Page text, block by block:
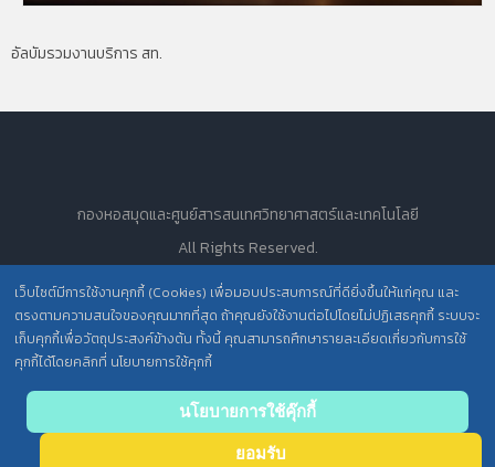
อัลบัมรวมงานบริการ สท.
เว็บไซต์มีการใช้งานคุกกี้ (Cookies) เพื่อมอบประสบการณ์ที่ดียิ่งขึ้นให้แก่คุณ และ
ตรงตามความสนใจของคุณมากที่สุด ถ้าคุณยังใช้งานต่อไปโดยไม่ปฏิเสธคุกกี้ ระบบจะ
เก็บคุกกี้เพื่อวัตถุประสงค์ข้างต้น ทั้งนี้ คุณสามารถศึกษารายละเอียดเกี่ยวกับการใช้
คุกกี้ได้โดยคลิกที่ นโยบายการใช้คุกกี้
นโยบายการใช้คุ๊กกี้
ยอมรับ
กองหอสมุดและศูนย์สารสนเทศวิทยาศาสตร์และเทคโนโลยี
All Rights Reserved.
นโยบายการคุ้มครองข้อมูลส่วนบุคคล วศ. /
ประกาศความเป็นส่วนตัว (Privacy Notice) สำหรับการบริการสารสนเทศ